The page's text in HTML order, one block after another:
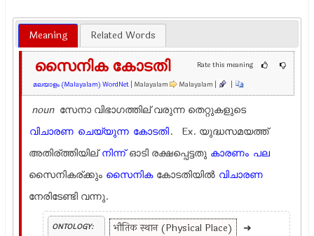
Meaning Related Words
Rate this meaning
സൈനിക കോടതി
മലയാളം (Malayalam) WordNet | Malayalam Malayalam | |
noun സേനാ വിഭാഗത്തില് വരുന്ന തെറ്റുകളുടെ
വിചാരണ ചെയ്യുന്ന കോടതി. Ex. യുദ്ധസമയത്ത്
അതിര്ത്തിയില്നിന്ന്ഓടി രക്ഷപ്പെട്ടതു കാരണം പല
സൈനികര്ക്കും സൈനിക കോടതിയില്‍ വിചാരണ
നേരിടേണ്ടി വന്നു.
ONTOLOGY: भौतिक स्थान (Physical Place)
➜